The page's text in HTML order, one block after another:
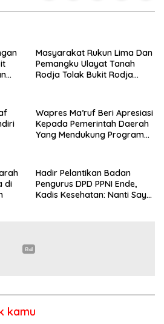
Masyarakat Rukun Lima Dan
Pemangku Ulayat Tanah
Rodja Tolak Bukit Rodja
Wapres Ma’ruf Beri Apresiasi
Kepada Pemerintah Daerah
Yang Mendukung Program
di
Hadir Pelantikan Badan
Pengurus DPD PPNI Ende,
Kadis Kesehatan: Nanti Saya
kamu